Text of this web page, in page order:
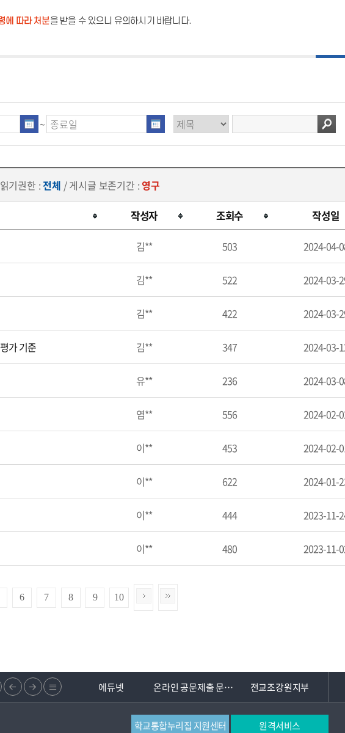
에 따라 처분을 받을 수 있으니 유의하시기 바랍니다.
~
기권한 :전체 / 게시글 보존기간 :영구
작성자 조회수 작성일
김** 503 2024-04-
김** 522 2024-03-
김** 422 2024-03-
가 기준 김** 347 2024-03-
유** 236 2024-03-
염** 556 2024-02-
이** 453 2024-02-
이** 622 2024-01-
이** 444 2023-11-
이** 480 2023-11-
6 7 8 9 10
정
이
전
다
음
리
스
강원교육청지부 에듀넷 온라인 공문제출 문서24 전교조강원지부
학교통합누리집 지원센터 원격서비스